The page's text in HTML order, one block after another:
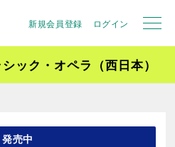
新規会員登録 ログイン
ック・オペラ（西日本）
発売中